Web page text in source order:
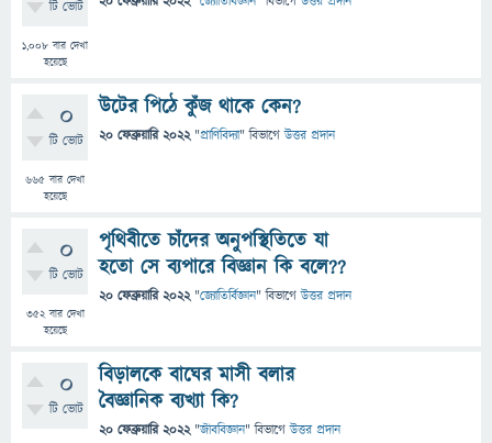
টি ভোট
1,008 বার দেখা
হয়েছে
0
টি ভোট
665 বার দেখা
হয়েছে
উটের পিঠে কুঁজ থাকে কেন?
20 ফেব্রুয়ারি 2022 "প্রাণিবিদ্যা" বিভাগে উত্তর প্রদান
0
টি ভোট
352বার দেখা
হয়েছে
পৃথিবীতে চাঁদের অনুপস্থিতিতে যা
হতো সে ব্যপারে বিজ্ঞান কি বলে??
20 ফেব্রুয়ারি 2022 "জ্যোতির্বিজ্ঞান" বিভাগে উত্তর প্রদান
0
টি ভোট
বিড়ালকে বাঘের মাসী বলার
বৈজ্ঞানিক ব্যখ্যা কি?
20 ফেব্রুয়ারি 2022 "জীববিজ্ঞান" বিভাগে উত্তর প্রদান